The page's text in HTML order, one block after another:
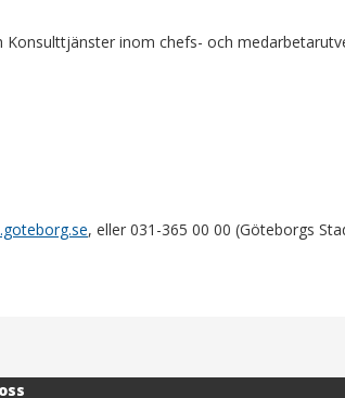
inom chefs- och
, eller 031-365 00 00 (Göteborgs